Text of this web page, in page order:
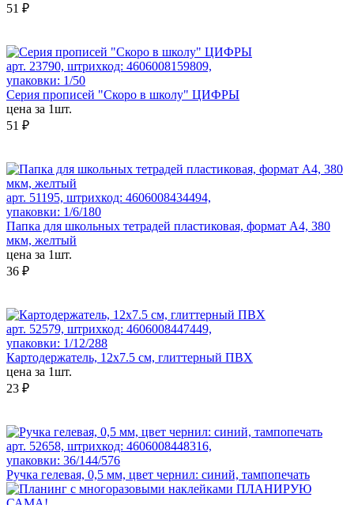
51 ₽
арт. 23790, штрихкод: 4606008159809,
упаковки: 1/50
Серия прописей "Скоро в школу" ЦИФРЫ
цена за 1шт.
51 ₽
арт. 51195, штрихкод: 4606008434494,
упаковки: 1/6/180
Папка для школьных тетрадей пластиковая, формат А4, 380
мкм, желтый
цена за 1шт.
36 ₽
арт. 52579, штрихкод: 4606008447449,
упаковки: 1/12/288
Картодержатель, 12x7.5 см, глиттерный ПВХ
цена за 1шт.
23 ₽
арт. 52658, штрихкод: 4606008448316,
упаковки: 36/144/576
Ручка гелевая, 0,5 мм, цвет чернил: синий, тампопечать